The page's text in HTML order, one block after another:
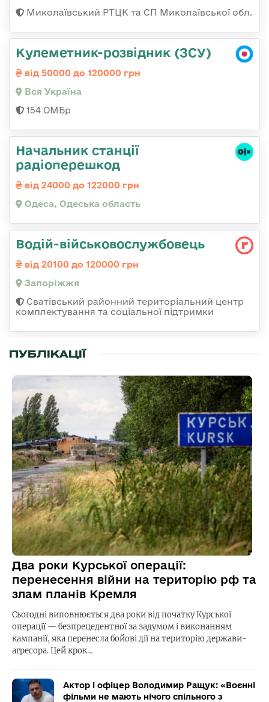
Миколаївський РТЦК та СП Миколаївської обл.
Кулеметник-розвідник (ЗСУ)
від 50000 до 120000 грн
Вся Україна
154 ОМБр
Начальник станції
радіоперешкод
від 24000 до 122000 грн
Одеса, Одеська область
Водій-військовослужбовець
від 20100 до 120000 грн
Запоріжжя
Сватівський районний територіальний центр
комплектування та соціальної підтримки
ПУБЛІКАЦІЇ
Два роки Курської операції:
перенесення війни на територію рф та
злам планів Кремля
Сьогодні виповнюється два роки від початку Курської
операції — безпрецедентної за задумом і виконанням
кампанії, яка перенесла бойові дії на територію держави-
агресора. Цей крок…
Актор і офіцер Володимир Ращук: «Воєнні
фільми не мають нічого спільного з